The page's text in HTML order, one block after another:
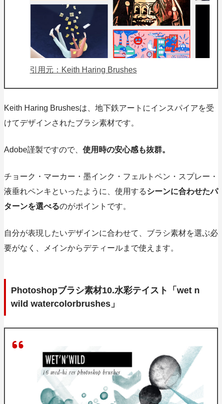
引用元：Keith Haring Brushes
Keith Haring Brushesは、 地下鉄アート にインスパイアを受
けてデザインされたブラシ素材です。
Adobe謹製ですので、 使用時の安心感も抜群。
チョーク・マーカー・墨インク・フェルトペン・スプレー・
液垂れペンキといったように、使用するシーンに合わせたパ
ターンを選べるのがポイントです。
自分が表現したいデザインに合わせて、ブラシ素材を選ぶ必
要がなく、メインからデティールまで使えます。
Photoshopブラシ素材10.水彩テイスト「wet n
wild watercolorbrushes」